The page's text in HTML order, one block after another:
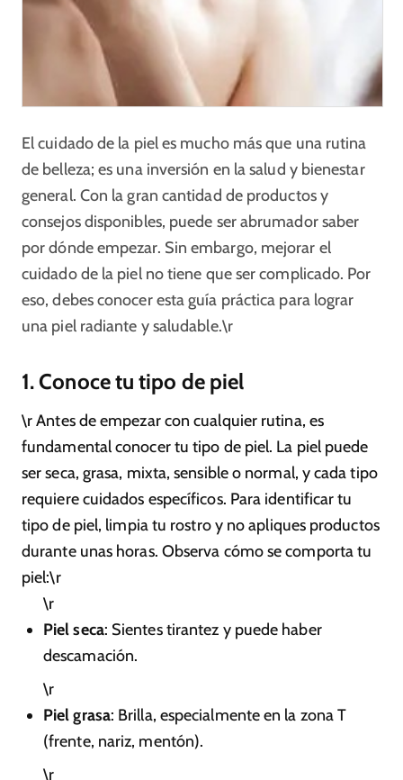
El cuidado de la piel es mucho más que una rutina
de belleza; es una inversión en la salud y bienestar
general. Con la gran cantidad de productos y
consejos disponibles, puede ser abrumador saber
por dónde empezar. Sin embargo, mejorar el
cuidado de la piel no tiene que ser complicado. Por
eso, debes conocer esta guía práctica para lograr
una piel radiante y saludable.\r
1. Conoce tu tipo de piel
\r Antes de empezar con cualquier rutina, es
fundamental conocer tu tipo de piel. La piel puede
ser seca, grasa, mixta, sensible o normal, y cada tipo
requiere cuidados específicos. Para identificar tu
tipo de piel, limpia tu rostro y no apliques productos
durante unas horas. Observa cómo se comporta tu
piel:\r
\r
Piel seca: Sientes tirantez y puede haber
descamación.
\r
Piel grasa: Brilla, especialmente en la zona T
(frente, nariz, mentón).
\r